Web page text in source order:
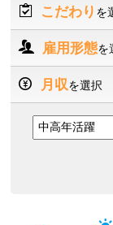
こだわり を
雇用形態を
月収を選択